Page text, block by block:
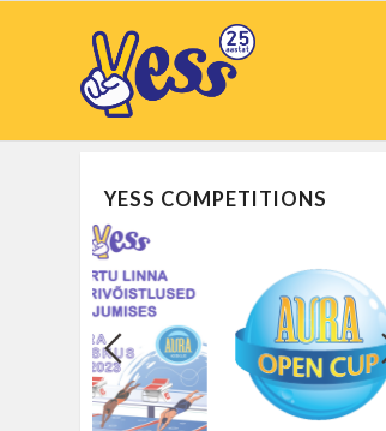
YESS COMPETITIONS